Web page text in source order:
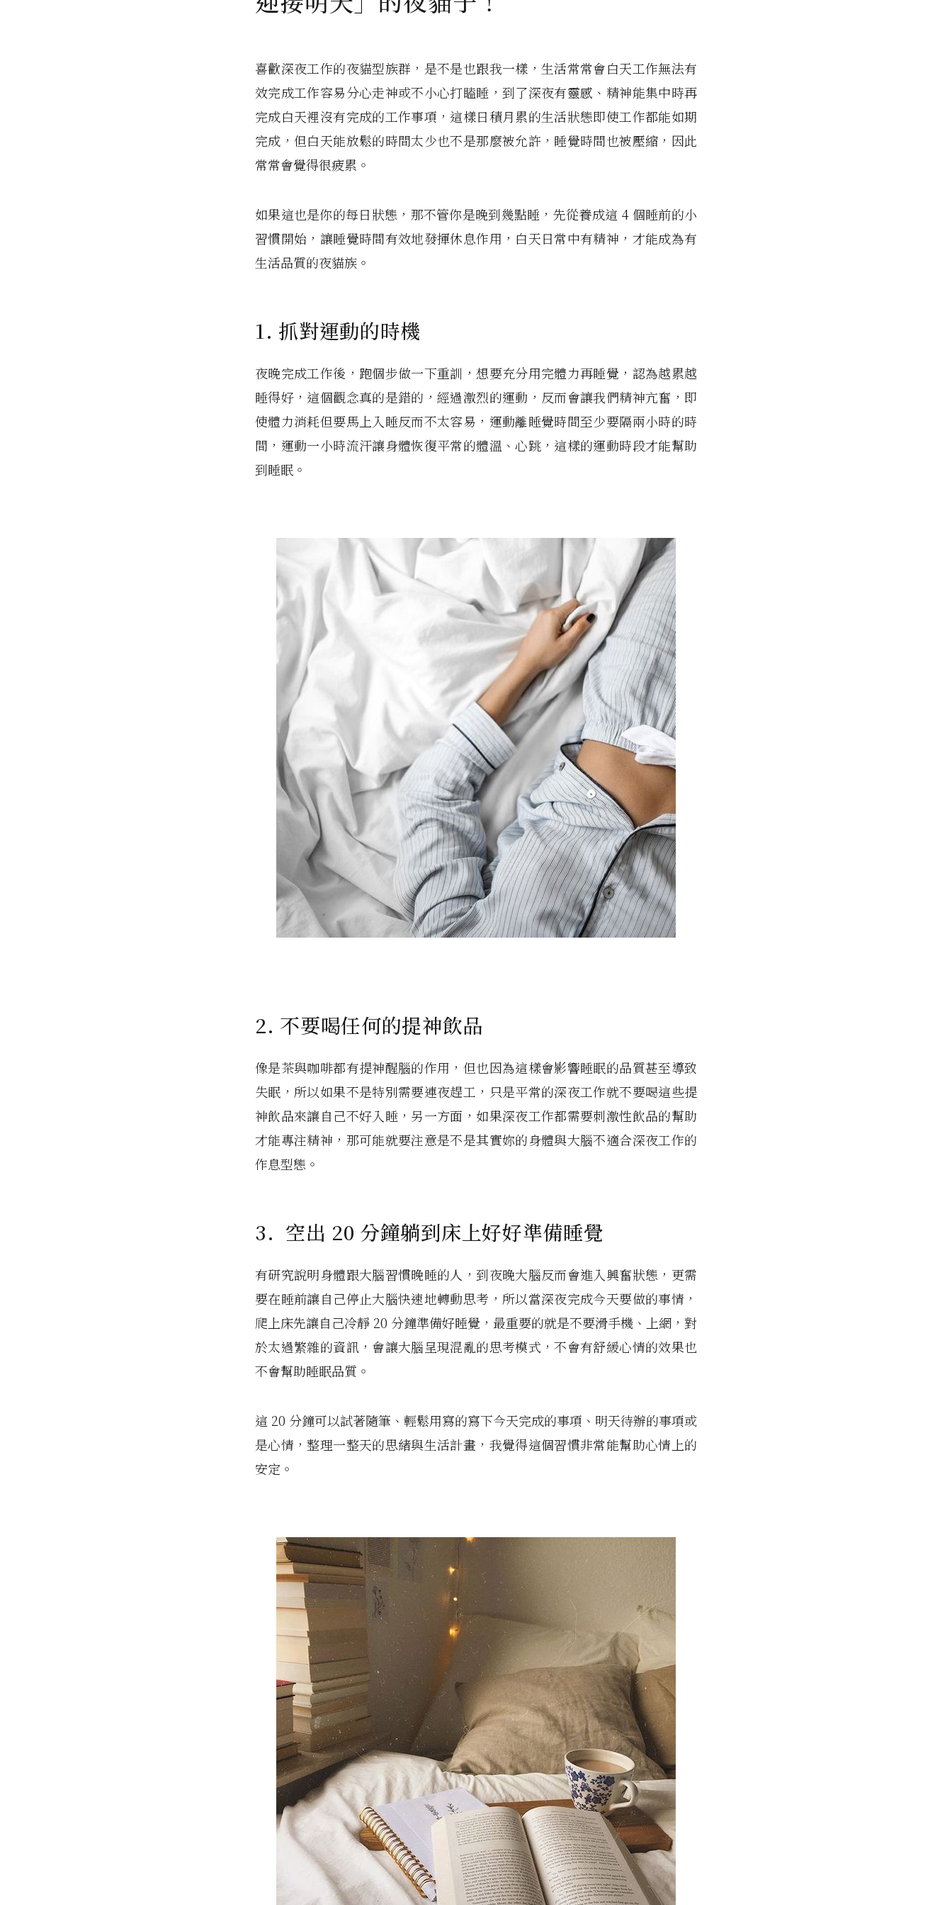
喜歡深夜工作的夜貓型族群，是不是也跟我一樣，生活常常會白天工作無法有
效完成工作容易分心走神或不小心打瞌睡，到了深夜有靈感、精神能集中時再
完成白天裡沒有完成的工作事項，這樣日積月累的生活狀態即使工作都能如期
完成，但白天能放鬆的時間太少也不是那麼被允許，睡覺時間也被壓縮，因此
常常會覺得很疲累。
如果這也是你的每日狀態，那不管你是晚到幾點睡，先從養成這 4 個睡前的小
習慣開始，讓睡覺時間有效地發揮休息作用，白天日常中有精神，才能成為有
生活品質的夜貓族。
1. 抓對運動的時機
夜晚完成工作後，跑個步做一下重訓，想要充分用完體力再睡覺，認為越累越
睡得好，這個觀念真的是錯的，經過激烈的運動，反而會讓我們精神亢奮，即
使體力消耗但要馬上入睡反而不太容易，運動離睡覺時間至少要隔兩小時的時
間，運動一小時流汗讓身體恢復平常的體溫、心跳，這樣的運動時段才能幫助
到睡眠。
2. 不要喝任何的提神飲品
像是茶與咖啡都有提神醒腦的作用，但也因為這樣會影響睡眠的品質甚至導致
失眠，所以如果不是特別需要連夜趕工，只是平常的深夜工作就不要喝這些提
神飲品來讓自己不好入睡，另一方面，如果深夜工作都需要刺激性飲品的幫助
才能專注精神，那可能就要注意是不是其實妳的身體與大腦不適合深夜工作的
作息型態。
3. 空出 20 分鐘躺到床上好好準備睡覺
有研究說明身體跟大腦習慣晚睡的人，到夜晚大腦反而會進入興奮狀態，更需
要在睡前讓自己停止大腦快速地轉動思考，所以當深夜完成今天要做的事情，
爬上床先讓自己冷靜 20 分鐘準備好睡覺，最重要的就是不要滑手機、上網，對
於太過繁雜的資訊，會讓大腦呈現混亂的思考模式，不會有舒緩心情的效果也
不會幫助睡眠品質。
這 20 分鐘可以試著隨筆、輕鬆用寫的寫下今天完成的事項、明天待辦的事項或
是心情，整理一整天的思緒與生活計畫，我覺得這個習慣非常能幫助心情上的
安定。